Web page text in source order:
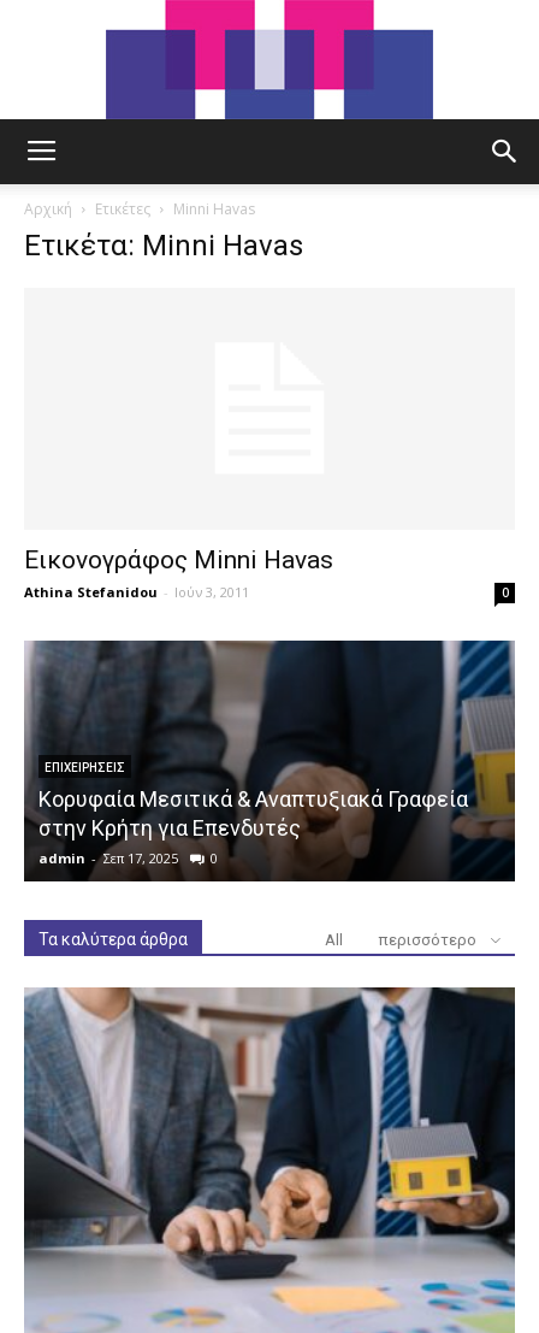
Αρχική Ετικέτες Minni Havas
Ετικέτα: Minni Havas
Εικονογράφος Minni Havas
Athina Stefanidou - Ιούν 3, 2011 0
ΕΠΙΧΕΙΡΉΣΕΙΣ
Κορυφαία Μεσιτικά & Αναπτυξιακά Γραφεία
στην Κρήτη για Επενδυτές
admin - Σεπ 17, 2025 0
Τα καλύτερα άρθρα All περισσότερο